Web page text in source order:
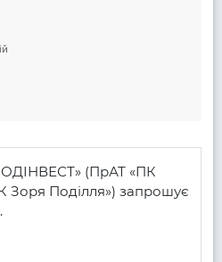
(ПрАТ «ПК
Поділля») запрошує